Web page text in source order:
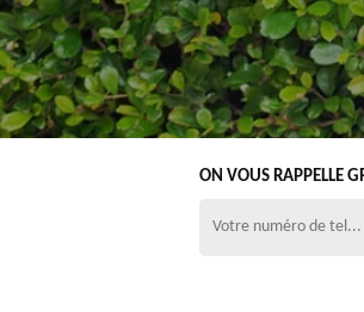
ON VOUS RAPPELLE